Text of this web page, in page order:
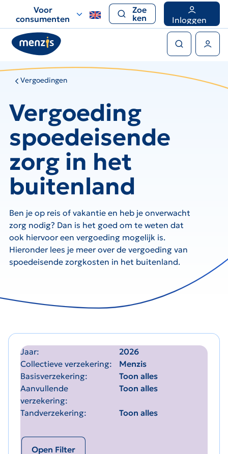
voor
snelle
navigatie
Voor
consumenten
Zoe
ken
Inloggen
Vergoedingen
Vergoeding
spoedeisende
zorg in het
buitenland
Ben je op reis of vakantie en heb je onverwacht
zorg nodig? Dan is het goed om te weten dat
ook hiervoor een vergoeding mogelijk is.
Hieronder lees je meer over de vergoeding van
spoedeisende zorgkosten in het buitenland.
Jaar
2026
Collectieve verzekering
Menzis
Basisverzekering
Toon alles
Aanvullende
verzekering
Toon alles
Tandverzekering Toon alles
Open Filter